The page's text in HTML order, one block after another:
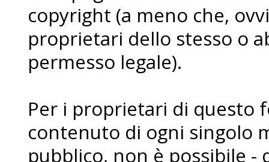
copyright (a meno che,
proprietari dello stesso o
permesso legale).
Per i proprietari di questo
contenuto di ogni singolo
pubblico, non è possibile